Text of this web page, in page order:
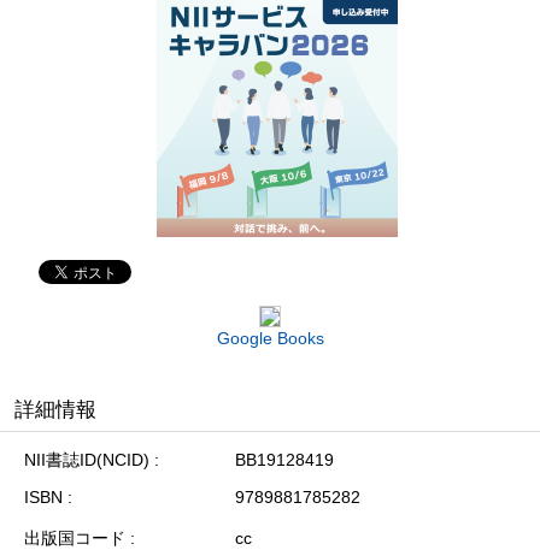
Google Books
詳細情報
NII書誌ID(NCID)
BB19128419
ISBN
9789881785282
出版国コード
cc